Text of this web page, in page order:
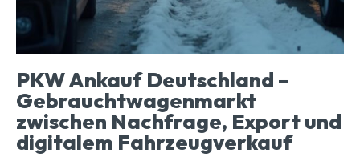
PKW Ankauf Deutschland –
Gebrauchtwagenmarkt
zwischen Nachfrage, Export und
digitalem Fahrzeugverkauf